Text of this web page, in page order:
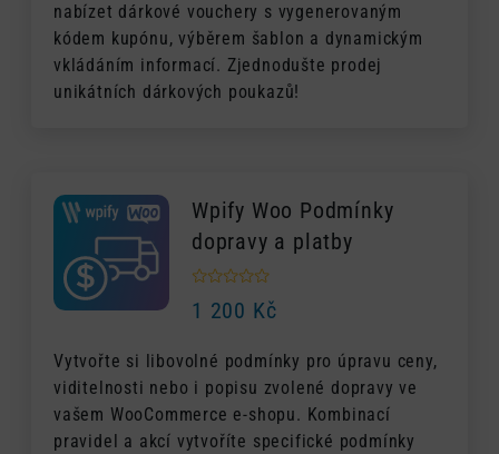
nabízet dárkové vouchery s vygenerovaným
kódem kupónu, výběrem šablon a dynamickým
vkládáním informací. Zjednodušte prodej
unikátních dárkových poukazů!
Wpify Woo Podmínky
dopravy a platby
1 200 Kč
Vytvořte si libovolné podmínky pro úpravu ceny,
viditelnosti nebo i popisu zvolené dopravy ve
vašem WooCommerce e-shopu. Kombinací
pravidel a akcí vytvoříte specifické podmínky